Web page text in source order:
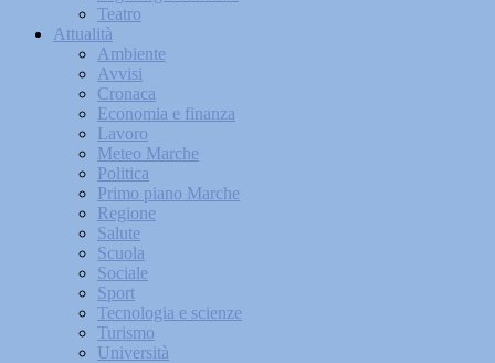
Teatro
Attualità
Ambiente
Avvisi
Cronaca
Economia e finanza
Lavoro
Meteo Marche
Politica
Primo piano Marche
Regione
Salute
Scuola
Sociale
Sport
Tecnologia e scienze
Turismo
Università